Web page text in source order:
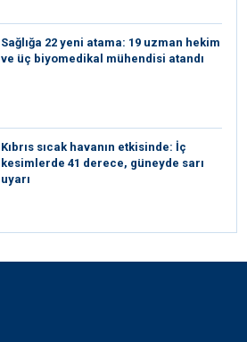
Sağlığa 22 yeni atama: 19 uzman hekim
ve üç biyomedikal mühendisi atandı
Kıbrıs sıcak havanın etkisinde: İç
kesimlerde 41 derece, güneyde sarı
uyarı